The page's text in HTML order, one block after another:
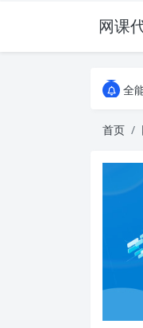
网课
AI
全
全
首页